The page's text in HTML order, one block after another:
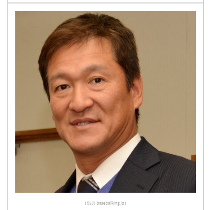
（出典 baseballking.jp）